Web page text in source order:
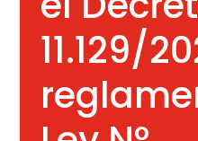
11.129/